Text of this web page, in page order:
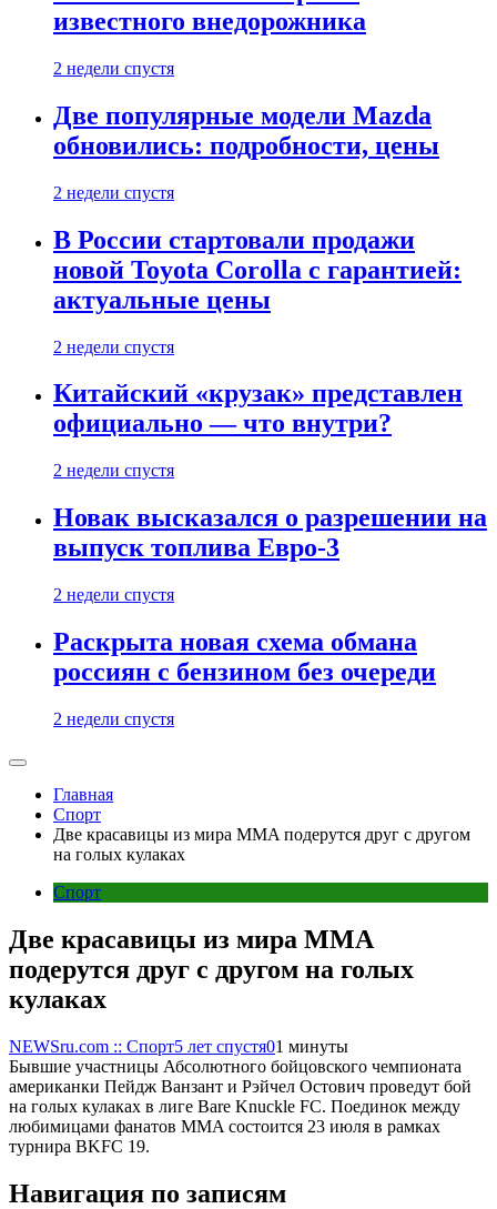
известного внедорожника
2 недели спустя
Две популярные модели Mazda
обновились: подробности, цены
2 недели спустя
В России стартовали продажи
новой Toyota Corolla с гарантией:
актуальные цены
2 недели спустя
Китайский «крузак» представлен
официально — что внутри?
2 недели спустя
Новак высказался о разрешении на
выпуск топлива Евро-3
2 недели спустя
Раскрыта новая схема обмана
россиян с бензином без очереди
2 недели спустя
Главная
Спорт
Две красавицы из мира MMA подерутся друг с другом
на голых кулаках
Спорт
Две красавицы из мира MMA
подерутся друг с другом на голых
кулаках
NEWSru.com :: Спорт5 лет спустя01 минуты
Бывшие участницы Абсолютного бойцовского чемпионата
американки Пейдж Ванзант и Рэйчел Остович проведут бой
на голых кулаках в лиге Bare Knuckle FC. Поединок между
любимицами фанатов MMA состоится 23 июля в рамках
турнира BKFC 19.
Навигация по записям